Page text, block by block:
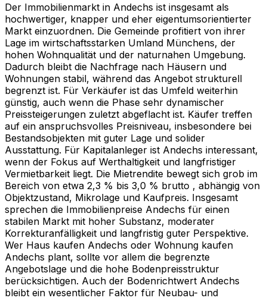
Der Immobilienmarkt in Andechs ist insgesamt als
hochwertiger, knapper und eher eigentumsorientierter
Markt einzuordnen. Die Gemeinde profitiert von ihrer
Lage im wirtschaftsstarken Umland Münchens, der
hohen Wohnqualität und der naturnahen Umgebung.
Dadurch bleibt die Nachfrage nach Häusern und
Wohnungen stabil, während das Angebot strukturell
begrenzt ist. Für Verkäufer ist das Umfeld weiterhin
günstig, auch wenn die Phase sehr dynamischer
Preissteigerungen zuletzt abgeflacht ist. Käufer treffen
auf ein anspruchsvolles Preisniveau, insbesondere bei
Bestandsobjekten mit guter Lage und solider
Ausstattung. Für Kapitalanleger ist Andechs interessant,
wenn der Fokus auf Werthaltigkeit und langfristiger
Vermietbarkeit liegt. Die Mietrendite bewegt sich grob im
Bereich von etwa 2,3 % bis 3,0 % brutto , abhängig von
Objektzustand, Mikrolage und Kaufpreis. Insgesamt
sprechen die Immobilienpreise Andechs für einen
stabilen Markt mit hoher Substanz, moderater
Korrekturanfälligkeit und langfristig guter Perspektive.
Wer Haus kaufen Andechs oder Wohnung kaufen
Andechs plant, sollte vor allem die begrenzte
Angebotslage und die hohe Bodenpreisstruktur
berücksichtigen. Auch der Bodenrichtwert Andechs
bleibt ein wesentlicher Faktor für Neubau- und